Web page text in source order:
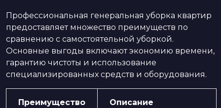
Профессиональная генеральная уборка квартир
предоставляет множество преимуществ по
сравнению с самостоятельной уборкой.
Основные выгоды включают экономию времени,
гарантию чистоты и использование
специализированных средств и оборудования.
Преимущество Описание